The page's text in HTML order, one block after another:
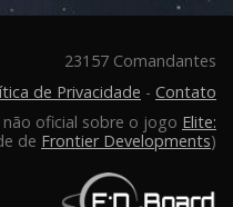
23157 Comandantes
de Privacidade - Contato
oficial sobre o jogo Elite:
de Frontier Developments)